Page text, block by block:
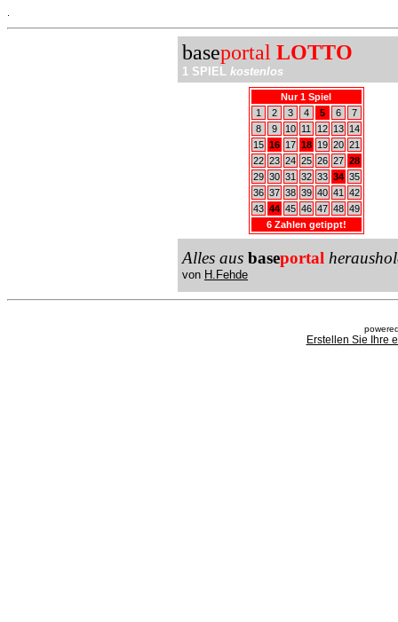
baseportal LOTTO
1 SPIEL kostenlos
Nur 1 Spiel
1
2 3 4 5 6
7
8
9 10 11 12 13
14
15 16 17 18 19 20 21
22 23 24 25 26 27 28
29 30 31 32 33 34 35
36 37 38 39 40 41
42
43 44 45 46 47 48 49
6 Zahlen getippt!
Alles aus baseportal
von H.Fehde
Erstellen Sie Ihre